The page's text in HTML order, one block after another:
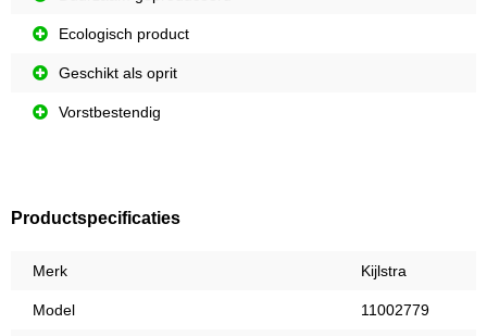
Ecologisch product
Geschikt als oprit
Vorstbestendig
Productspecificaties
Merk Kijlstra
Model 11002779